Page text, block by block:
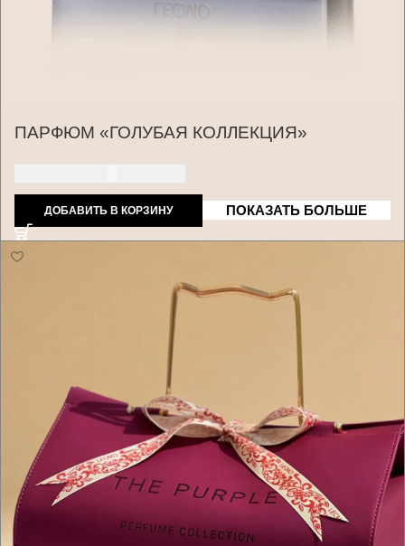
ПАРФЮМ «ГОЛУБАЯ КОЛЛЕКЦИЯ»
ПОКАЗАТЬ БОЛЬШЕ
ДОБАВИТЬ В КОРЗИНУ